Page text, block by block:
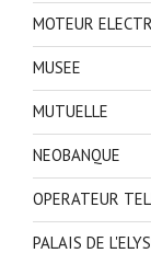
MOTEUR
MUSEE
MUTUELLE
NEOBANQUE
OPERATEUR
PALAIS DE